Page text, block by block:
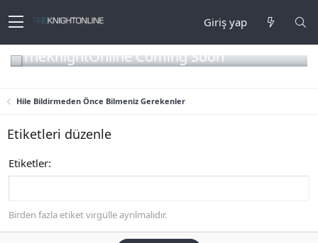
Giriş yap
TheKnightOnline Coming Soon
Hile Bildirmeden Önce Bilmeniz Gerekenler
Etiketleri düzenle
Etiketler
Birden fazla etiket virgülle ayrılmalıdır.